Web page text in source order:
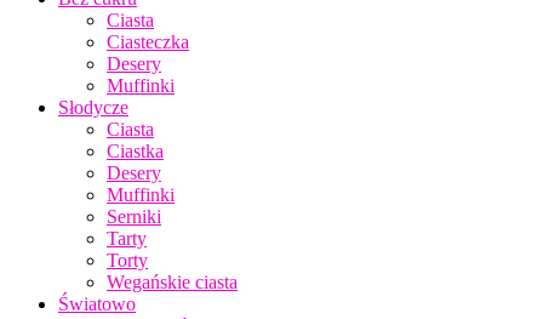
Ciasta
Ciasteczka
Desery
Muffinki
Słodycze
Ciasta
Ciastka
Desery
Muffinki
Serniki
Tarty
Torty
Wegańskie ciasta
Światowo